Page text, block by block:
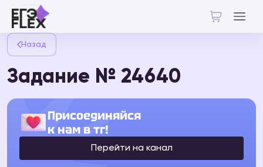
Назад
Задание № 24640
Присоединяйся
к нам в тг!
Перейти на канал